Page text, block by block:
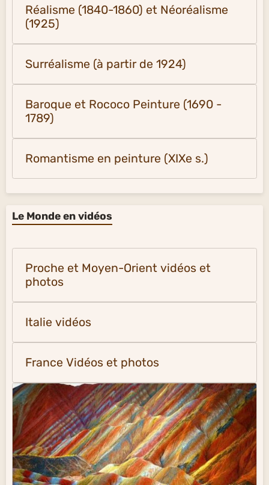
Réalisme (1840-1860) et Néoréalisme
(1925)
Surréalisme (à partir de 1924)
Baroque et Rococo Peinture (1690 -
1789)
Romantisme en peinture (XIXe s.)
Le Monde en vidéos
Proche et Moyen-Orient vidéos et
photos
Italie vidéos
France Vidéos et photos